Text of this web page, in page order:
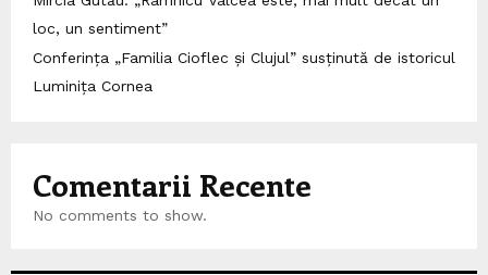
loc, un sentiment”
Conferința „Familia Cioflec și Clujul” susținută de istoricul
Luminița Cornea
Comentarii Recente
No comments to show.